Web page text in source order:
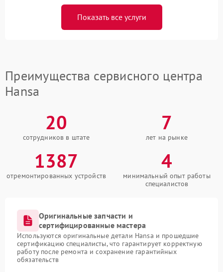
Показать все услуги
Преимущества сервисного центра
Hansa
20
сотрудников в штате
7
лет на рынке
1387
отремонтированных устройств
4
минимальный опыт работы
специалистов
Оригинальные запчасти и
сертифицированные мастера
Используются оригинальные детали Hansa и прошедшие
сертификацию специалисты, что гарантирует корректную
работу после ремонта и сохранение гарантийных
обязательств